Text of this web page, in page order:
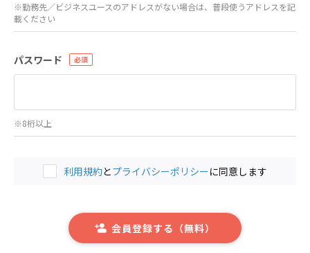
※勤務先／ビジネスユースのアドレスがない場合は、普段使うアドレスを記
載ください
パスワード
※8桁以上
利用規約とプライバシーポリシーに同意します
会員登録する（無料）